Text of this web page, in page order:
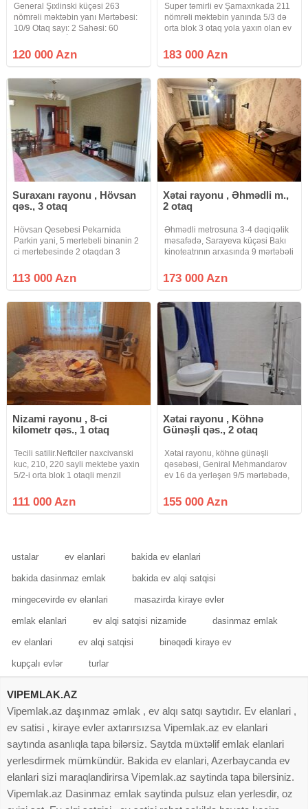
General Şıxlinski küçəsi 263
nömrəli məktəbin yanı Mərtəbəsi:
10/9 Otaq sayı: 2 Sahəsi: 60
girişdə Mənzilin hər iki tərəfə
Eyvanı ( balkon) var Sənəd Çıxarış
120 000 Azn
Super təmirli ev Şamaxnkada 211
nömrəli məktəbin yanında 5/3 də
orta blok 3 otaq yola yaxın olan ev
olar isdənlən vaxt baxmaq olar
ciraq əmlak kanalına abunə olun
183 000 Azn
Suraxanı rayonu , Hövsan
qəs., 3 otaq
Hövsan Qesebesi Pekarnida
Parkin yani, 5 mertebeli binanin 2
ci mertebesinde 2 otaqdan 3
cixdi.Leninqrad Layihelidir.Orta
blokdur.Qaz su isiq daimidir.isitme
113 000 Azn
Xətai rayonu , Əhmədli m.,
2 otaq
Əhmədli metrosuna 3-4 dəqiqəlik
məsafədə, Sarayeva küçəsi Bakı
kinoteatrının arxasında 9 mərtəbəli
mərtəbəsində sahəsi 60 kv.m 2
otaqlı, 11 metrlik bağlı Eyvanı olan
173 000 Azn
Nizami rayonu , 8-ci
kilometr qəs., 1 otaq
Tecili satilir.Neftciler naxcivanski
kuc, 210, 220 sayli mektebe yaxin
5/2-i orta blok 1 otaqli menzil
qalir.qaz su, isiq daimidir.istilik
sistemi merkezidir.qeydiyyatda
111 000 Azn
Xətai rayonu , Köhnə
Günəşli qəs., 2 otaq
Xətai rayonu, köhnə günəşli
qəsəbəsi, Geniral Mehmandarov
ev 16 da yerləşən 9/5 mərtəbədə,
kombi sistemi ilə təchiz olunub, su
çəni var, əşyalar qismən
155 000 Azn
ustalar ev elanlari bakida ev elanlari
bakida dasinmaz emlak bakida ev alqi satqisi
mingecevirde ev elanlari masazirda kiraye evler
emlak elanlari ev alqi satqisi nizamide dasinmaz emlak
ev elanlari ev alqi satqisi binəqədi kirayə ev
kupçalı evlər turlar
VIPEMLAK.AZ
Vipemlak.az daşınmaz əmlak , ev alqı satqı saytıdır. Ev elanlari ,
ev satisi , kiraye evler axtarırsızsa Vipemlak.az ev elanlari
saytında asanlıqla tapa bilərsiz. Saytda müxtəlif emlak elanlari
yerlesdirmek mümkündür. Bakida ev elanlari, Azerbaycanda ev
elanlari sizi maraqlandirirsa Vipemlak.az saytinda tapa bilersiniz.
Vipemlak.az Dasinmaz emlak saytinda pulsuz elan yerlesdir, oz